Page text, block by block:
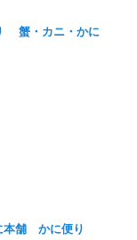
蟹・カニ・かに
本舗 かに便り